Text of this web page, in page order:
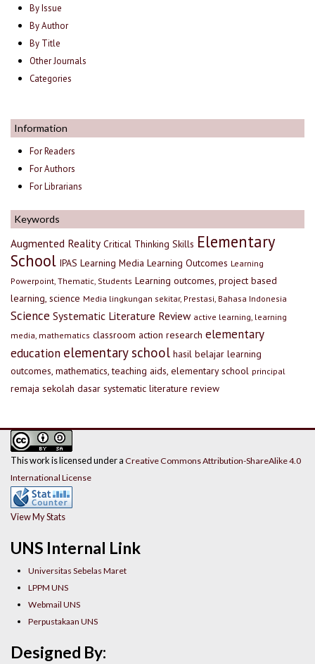
By Issue
By Author
By Title
Other Journals
Categories
Information
For Readers
For Authors
For Librarians
Keywords
Augmented Reality Critical Thinking Skills Elementary
School IPAS Learning Media Learning Outcomes Learning
Powerpoint, Thematic, Students Learning outcomes, project based
learning, science Media lingkungan sekitar, Prestasi, Bahasa Indonesia
Science Systematic Literature Review active learning, learning
media, mathematics classroom action research elementary
education elementary school hasil belajar learning
outcomes, mathematics, teaching aids, elementary school principal
remaja sekolah dasar systematic literature review
UNS Internal Link
Universitas Sebelas Maret
LPPM UNS
Webmail UNS
Perpustakaan UNS
This work is licensed under a Creative Commons Attribution-ShareAlike 4.0
International License
View My Stats
Designed By: